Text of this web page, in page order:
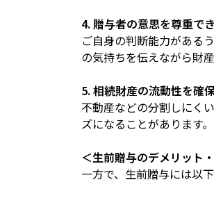
4. 贈与者の意思を尊重で
ご自身の判断能力がある
の気持ちを伝えながら財
5. 相続財産の流動性を確
不動産などの分割しにく
ズになることがあります。
＜生前贈与のデメリット
一方で、生前贈与には以